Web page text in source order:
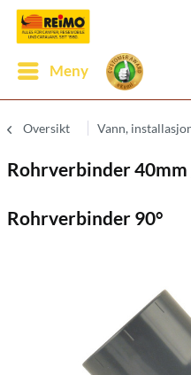
Meny
Oversikt Vann,
Rohrverbinder
Rohrverbinder 90°